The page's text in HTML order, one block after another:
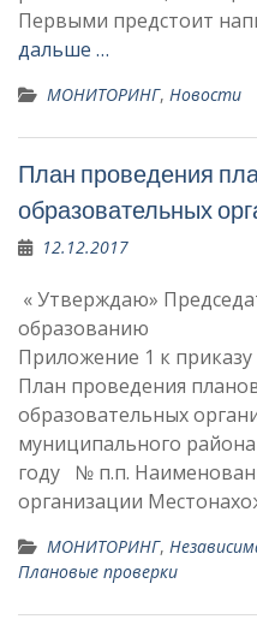
Первыми предстоит
дальше …
МОНИТОРИНГ, Новости
План проведения
образовательных
12.12.2017
« Утверждаю»
образованию
Приложение 1 к
План проведения
образовательных
муниципального
году № п.п.
организации
МОНИТОРИНГ,
Плановые проверки